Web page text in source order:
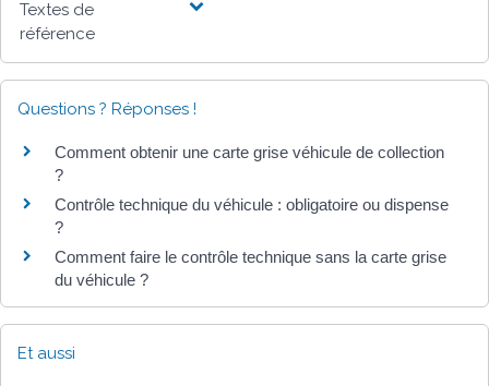
Textes de
référence
Questions ? Réponses !
Comment obtenir une carte grise véhicule de collection
?
Contrôle technique du véhicule : obligatoire ou dispense
?
Comment faire le contrôle technique sans la carte grise
du véhicule ?
Et aussi